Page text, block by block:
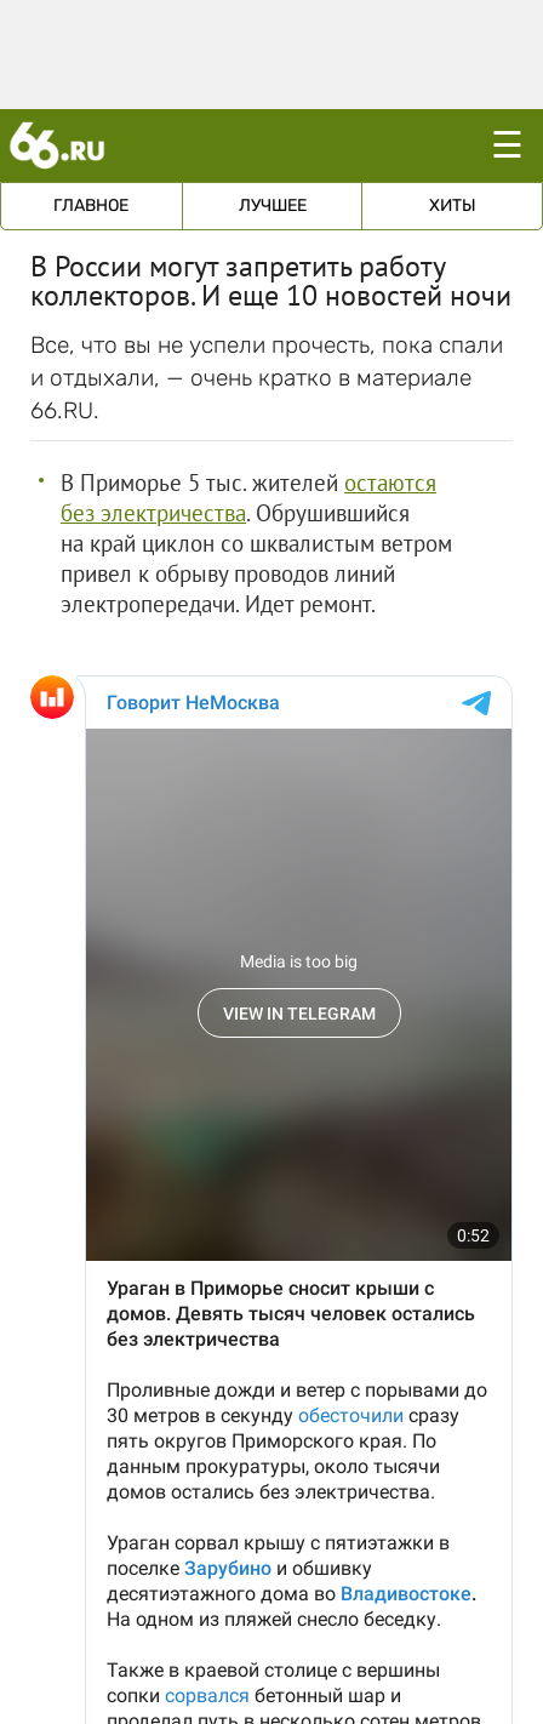
☰
ГЛАВНОЕ ЛУЧШЕЕ ХИТЫ
В России могут запретить работу
коллекторов. И еще 10 новостей ночи
Все, что вы не успели прочесть, пока спали
и отдыхали, — очень кратко в материале
66.RU.
В Приморье 5 тыс. жителей остаются
без электричества. Обрушившийся
на край циклон со шквалистым ветром
привел к обрыву проводов линий
электропередачи. Идет ремонт.